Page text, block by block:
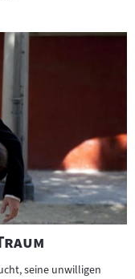
seine unwilligen